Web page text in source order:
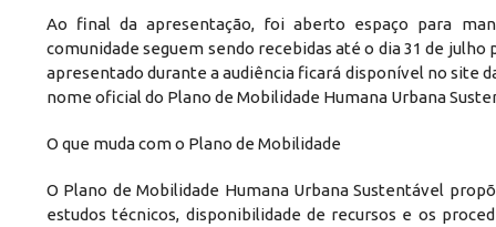
Ao final da apresentação, foi aberto espaço para
comunidade seguem sendo recebidas até o dia 31 de
apresentado durante a audiência ficará disponível no site
nome oficial do Plano de Mobilidade Humana Urbana
O que muda com o Plano de Mobilidade
O Plano de Mobilidade Humana Urbana Sustentável
estudos técnicos, disponibilidade de recursos e os